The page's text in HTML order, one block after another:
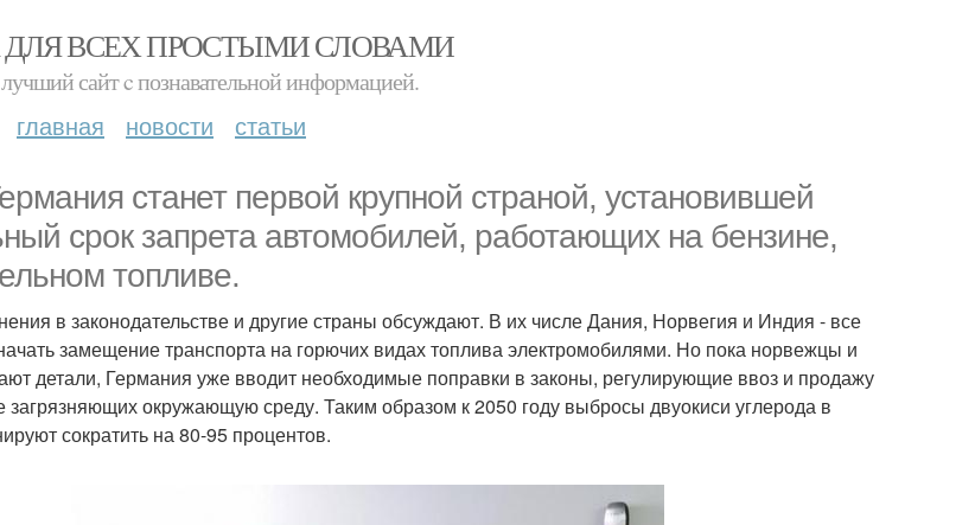
ВСЕХ ПРОСТЫМИ СЛОВАМИ
сайт c познавательной информацией.
главная новости статьи
станет первой крупной страной, установившей
срок запрета автомобилей, работающих на бензине,
топливе.
в законодательстве и другие страны обсуждают. В их числе Дания, Норвегия и Индия - все
замещение транспорта на горючих видах топлива электромобилями. Но пока норвежцы и
детали, Германия уже вводит необходимые поправки в законы, регулирующие ввоз и продажу
загрязняющих окружающую среду. Таким образом к 2050 году выбросы двуокиси углерода в
сократить на 80-95 процентов.